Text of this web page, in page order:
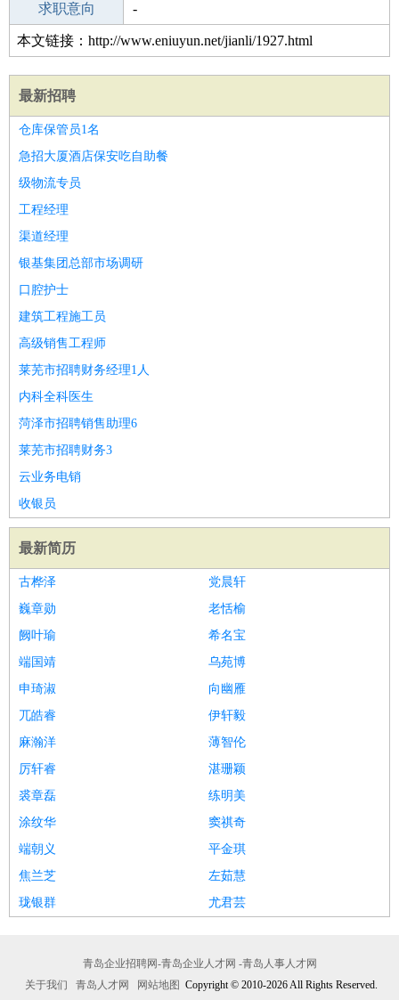
外语水平
求职意向 -
本文链接：http://www.eniuyun.net/jianli/1927.html
最新招聘
仓库保管员1名
急招大厦酒店保安吃自助餐
级物流专员
工程经理
渠道经理
银基集团总部市场调研
口腔护士
建筑工程施工员
高级销售工程师
莱芜市招聘财务经理1人
内科全科医生
菏泽市招聘销售助理6
莱芜市招聘财务3
云业务电销
收银员
最新简历
古桦泽
党晨轩
巍章勋
老恬榆
阙叶瑜
希名宝
端国靖
乌苑博
申琦淑
向幽雁
兀皓睿
伊轩毅
麻瀚洋
薄智伦
厉轩睿
湛珊颖
裘章磊
练明美
涂纹华
窦祺奇
端朝义
平金琪
焦兰芝
左茹慧
珑银群
尤君芸
青岛企业招聘网-青岛企业人才网 -青岛人事人才网
关于我们
青岛人才网 网站地图 Copyright © 2010-2026 All Rights Reserved.